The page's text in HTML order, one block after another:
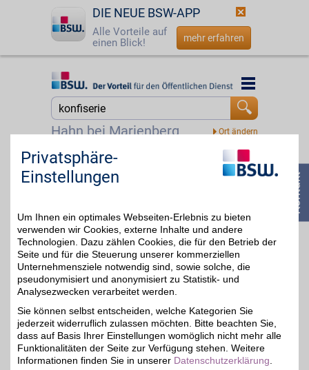
DIE NEUE BSW-APP
Alle Vorteile auf
einen Blick!
mehr erfahren
Startseite
☎ 0800 - 279 25 82
Hahn bei Marienberg
Startseite
Venchi
© BSW Verbraucher-Service
Privatsphäre-
Einstellungen
Um Ihnen ein optimales Webseiten-Erlebnis zu bieten
verwenden wir Cookies, externe Inhalte und andere
Technologien. Dazu zählen Cookies, die für den Betrieb der
Seite und für die Steuerung unserer kommerziellen
Unternehmensziele notwendig sind, sowie solche, die
pseudonymisiert und anonymisiert zu Statistik- und
Analysezwecken verarbeitet werden.
Sie können selbst entscheiden, welche Kategorien Sie
jederzeit widerruflich zulassen möchten. Bitte beachten Sie,
dass auf Basis Ihrer Einstellungen womöglich nicht mehr alle
Funktionalitäten der Seite zur Verfügung stehen. Weitere
Informationen finden Sie in unserer Datenschutzerklärung